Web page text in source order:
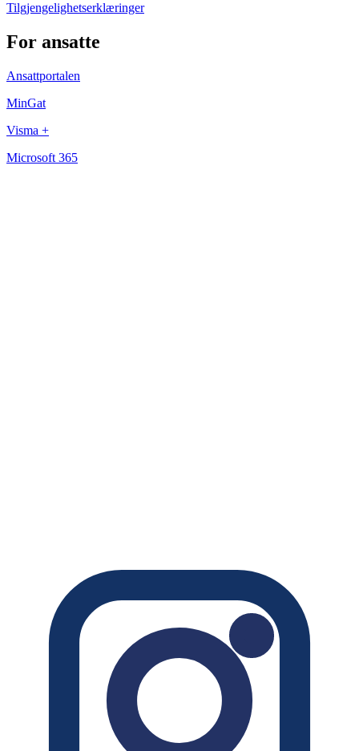
Tilgjengelighetserklæringer
For ansatte
Ansattportalen
MinGat
Visma +
Microsoft 365